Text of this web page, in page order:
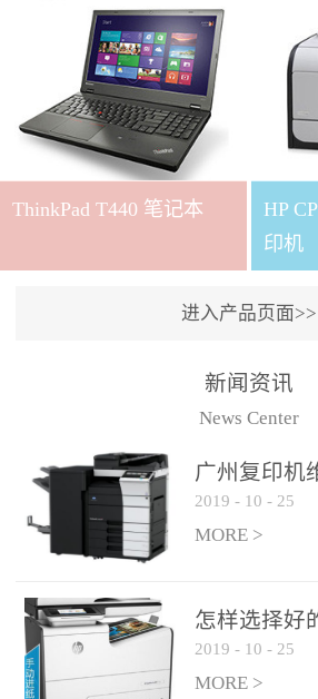
ThinkPad T440 笔记本
HP
印机
进入产品页面>>
新闻资讯
News Center
2019 - 10 - 25
MORE >
2019 - 10 - 25
MORE >